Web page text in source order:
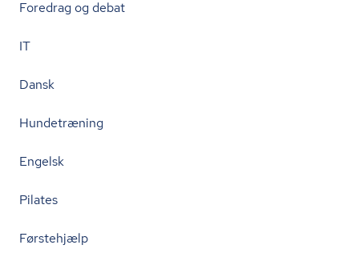
Foredrag og debat
IT
Dansk
Hundetræning
Engelsk
Pilates
Førstehjælp